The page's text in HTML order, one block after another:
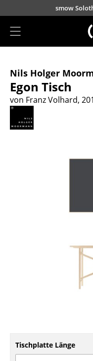
Direkt zum Inhalt
smow
Sitzmöbel
Esszimmerstühle
Sofas
Loungesessel
Bürodrehstühle
Nils Holger
Egon Tisch
von Franz Volhard,
Tischplatte Länge